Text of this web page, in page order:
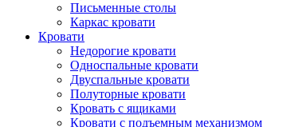
Письменные столы
Каркас кровати
Кровати
Недорогие кровати
Односпальные кровати
Двуспальные кровати
Полуторные кровати
Кровать с ящиками
Кровати с подъемным механизмом